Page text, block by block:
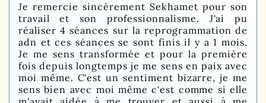
Je remercie sincèrement Sekhamet pour son
travail et son professionnalisme. J'ai pu
réaliser 4 séances sur la reprogrammation de
adn et ces séances se sont finis il y a 1 mois.
Je me sens transformée et pour la première
fois depuis longtemps je me sens en paix avec
moi même. C'est un sentiment bizarre, je me
sens bien avec moi même c'est comme si elle